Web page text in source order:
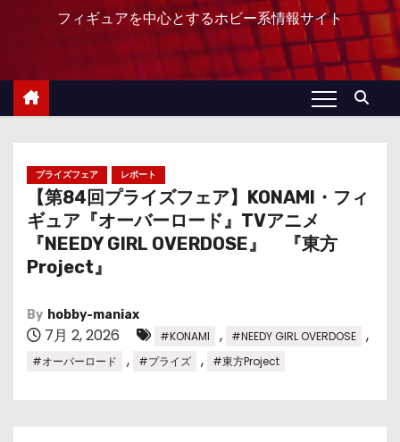
フィギュアを中心とするホビー系情報サイト
プライズフェア レポート
【第84回プライズフェア】KONAMI・フィ
ギュア『オーバーロード』TVアニメ
『NEEDY GIRL OVERDOSE』 『東方
Project』
By hobby-maniax
7月 2, 2026 #KONAMI , #NEEDY GIRL OVERDOSE ,
#オーバーロード , #プライズ , #東方Project